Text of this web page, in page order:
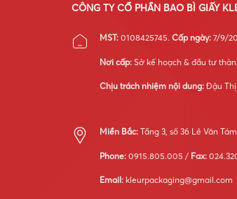
CÔNG TY CỔ PHẦN BAO BÌ GIẤY
MST: 0108425745. Cấp ngày: 7/9/
Nơi cấp: Sở kế hoạch & đầu tư
Chịu trách nhiệm nội dung: Đậu
Miền Bắc: Tầng 3, số 36 Lê Văn
Phone: 0915.805.005 / Fax:
Email: kleurpackaging@gmail.com